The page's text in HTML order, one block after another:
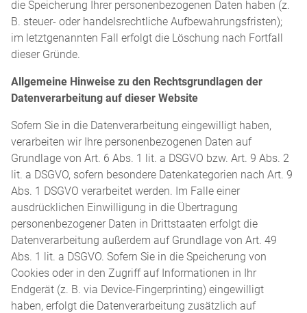
die Speicherung Ihrer personenbezogenen Daten haben (z.
B. steuer- oder handelsrechtliche Aufbewahrungsfristen);
im letztgenannten Fall erfolgt die Löschung nach Fortfall
dieser Gründe.
Allgemeine Hinweise zu den Rechtsgrundlagen der
Datenverarbeitung auf dieser Website
Sofern Sie in die Datenverarbeitung eingewilligt haben,
verarbeiten wir Ihre personenbezogenen Daten auf
Grundlage von Art. 6 Abs. 1 lit. a DSGVO bzw. Art. 9 Abs. 2
lit. a DSGVO, sofern besondere Datenkategorien nach Art. 9
Abs. 1 DSGVO verarbeitet werden. Im Falle einer
ausdrücklichen Einwilligung in die Übertragung
personenbezogener Daten in Drittstaaten erfolgt die
Datenverarbeitung außerdem auf Grundlage von Art. 49
Abs. 1 lit. a DSGVO. Sofern Sie in die Speicherung von
Cookies oder in den Zugriff auf Informationen in Ihr
Endgerät (z. B. via Device-Fingerprinting) eingewilligt
haben, erfolgt die Datenverarbeitung zusätzlich auf